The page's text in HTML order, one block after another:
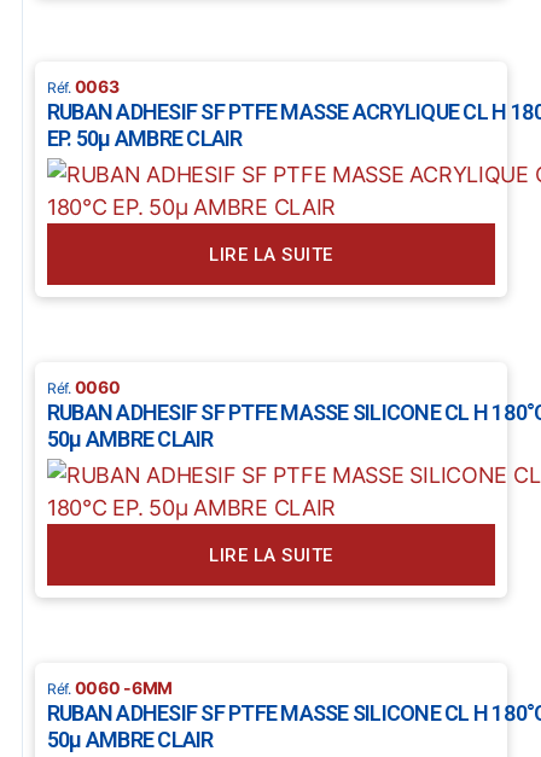
RUBAN ADHESIF SF PTFE MASSE ACRYLIQUE CL H
EP. 50µ AMBRE CLAIR
0063
LIRE LA SUITE
RUBAN ADHESIF SF PTFE MASSE SILICONE CL H
50µ AMBRE CLAIR
0060
LIRE LA SUITE
RUBAN ADHESIF SF PTFE MASSE SILICONE CL H
50µ AMBRE CLAIR
0060 -6MM